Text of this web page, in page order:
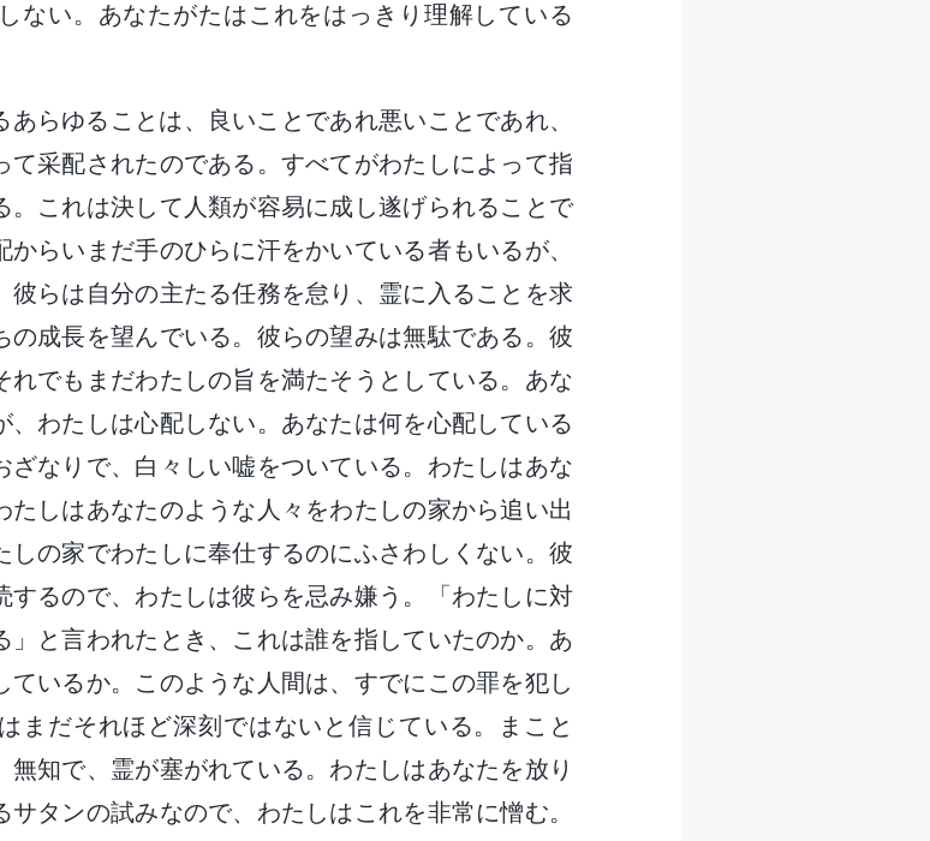
ない。あなたがたはこれをはっきり理解している
らゆることは、良いことであれ悪いことであれ、
采配されたのである。すべてがわたしによって指
。これは決して人類が容易に成し遂げられることで
らいまだ手のひらに汗をかいている者もいるが、
彼らは自分の主たる任務を怠り、霊に入ることを求
成長を望んでいる。彼らの望みは無駄である。彼
れでもまだわたしの旨を満たそうとしている。あな
、わたしは心配しない。あなたは何を心配している
なりで、白々しい嘘をついている。わたしはあな
しはあなたのような人々をわたしの家から追い出
の家でわたしに奉仕するのにふさわしくない。彼
するので、わたしは彼らを忌み嫌う。「わたしに対
と言われたとき、これは誰を指していたのか。あ
いるか。このような人間は、すでにこの罪を犯し
まだそれほど深刻ではないと信じている。まこと
知で、霊が塞がれている。わたしはあなたを放り
タンの試みなので、わたしはこれを非常に憎む。